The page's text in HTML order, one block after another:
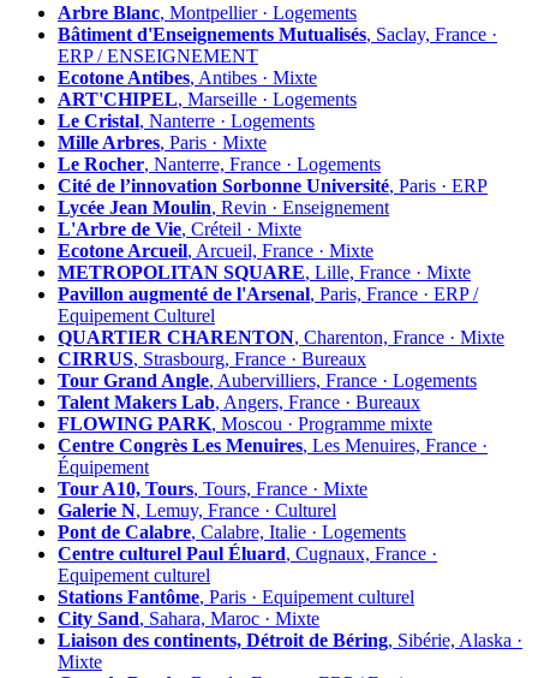
Arbre Blanc, Montpellier · Logements
Bâtiment d'Enseignements Mutualisés, Saclay, France ·
ERP / ENSEIGNEMENT
Ecotone Antibes, Antibes · Mixte
ART'CHIPEL, Marseille · Logements
Le Cristal, Nanterre · Logements
Mille Arbres, Paris · Mixte
Le Rocher, Nanterre, France · Logements
Cité de l’innovation Sorbonne Université, Paris · ERP
Lycée Jean Moulin, Revin · Enseignement
L'Arbre de Vie, Créteil · Mixte
Ecotone Arcueil, Arcueil, France · Mixte
METROPOLITAN SQUARE, Lille, France · Mixte
Pavillon augmenté de l'Arsenal, Paris, France · ERP /
Equipement Culturel
QUARTIER CHARENTON, Charenton, France · Mixte
CIRRUS, Strasbourg, France · Bureaux
Tour Grand Angle, Aubervilliers, France · Logements
Talent Makers Lab, Angers, France · Bureaux
FLOWING PARK, Moscou · Programme mixte
Centre Congrès Les Menuires, Les Menuires, France ·
Équipement
Tour A10, Tours, Tours, France · Mixte
Galerie N, Lemuy, France · Culturel
Pont de Calabre, Calabre, Italie · Logements
Centre culturel Paul Éluard, Cugnaux, France ·
Equipement culturel
Stations Fantôme, Paris · Equipement culturel
City Sand, Sahara, Maroc · Mixte
Liaison des continents, Détroit de Béring, Sibérie, Alaska ·
Mixte